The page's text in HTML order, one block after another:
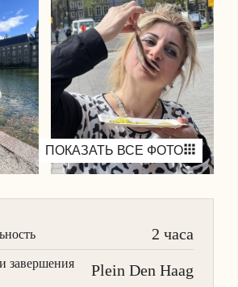
ПОКАЗАТЬ ВСЕ ФОТО
2 часа
завершения
Plein Den Haag